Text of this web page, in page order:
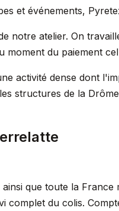
et événements,
notre atelier. On
du paiement
activité dense dont
structures de la
que toute la
complet du colis.